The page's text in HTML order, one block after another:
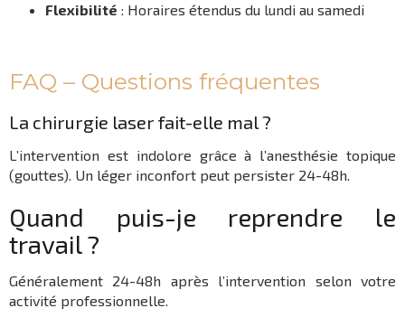
Flexibilité : Horaires étendus du lundi au samedi
FAQ – Questions fréquentes
La chirurgie laser fait-elle mal ?
L’intervention est indolore grâce à l’anesthésie topique
(gouttes). Un léger inconfort peut persister 24-48h.
Quand puis-je reprendre le
travail ?
Généralement 24-48h après l’intervention selon votre
activité professionnelle.